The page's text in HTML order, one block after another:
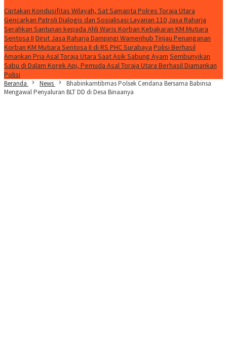
Ciptakan Kondusifitas Wilayah, Sat Samapta Polres Toraja Utara
Gencarkan Patroli Dialogis dan Sosialisasi Layanan 110 Jasa Raharja
Serahkan Santunan kepada Ahli Waris Korban Kebakaran KM Mutiara
Sentosa II Dirut Jasa Raharja Dampingi Wamenhub Tinjau Penanganan
Korban KM Mutiara Sentosa II di RS PHC Surabaya Polisi Berhasil
Amankan Pria Asal Toraja Utara Saat Asik Sabung Ayam Sembunyikan
Sabu di Dalam Korek Api, Pemuda Asal Toraja Utara Berhasil Diamankan
Polisi
Beranda News
Bhabinkamtibmas Polsek Cendana Bersama Babinsa
Mengawal Penyaluran BLT DD di Desa Binaanya